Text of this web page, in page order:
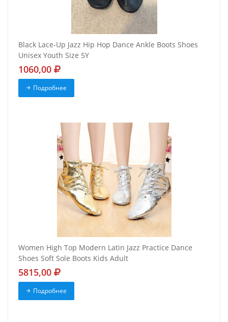
Black Lace-Up Jazz Hip Hop Dance Ankle Boots Shoes
Unisex Youth Size 5Y
1060,00
Подробнее
Women High Top Modern Latin Jazz Practice Dance
Shoes Soft Sole Boots Kids Adult
5815,00
Подробнее